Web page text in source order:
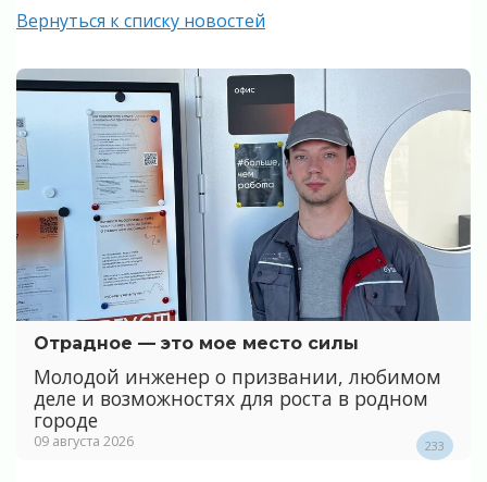
Вернуться к списку новостей
Отрадное — это мое место силы
Молодой инженер о призвании, любимом
деле и возможностях для роста в родном
городе
09 августа 2026 233